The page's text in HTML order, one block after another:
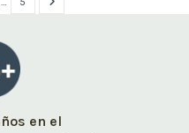
en el